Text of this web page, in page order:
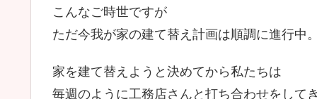
こんなご時世ですが
ただ今我が家の建て替え計画は順調に進行中。
家を建て替えようと決めてから私たちは
毎週のように工務店さんと打ち合わせをしてき